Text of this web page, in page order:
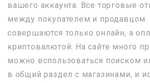
вашего аккаунта. Все торговые
между покупателем и продавцом
совершаются только онлайн, а
криптовалютой. На сайте много
можно вспользоваться поиском
в общий раздел с магазинами, и